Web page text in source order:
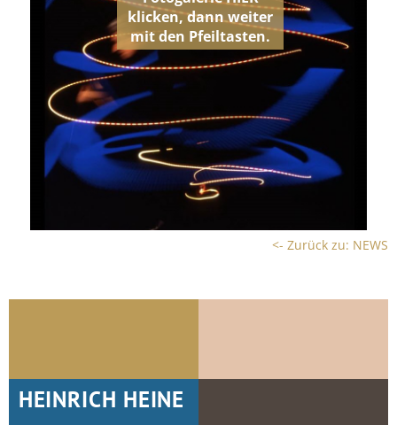
<- Zurück zu: NEWS
HEINRICH HEINE